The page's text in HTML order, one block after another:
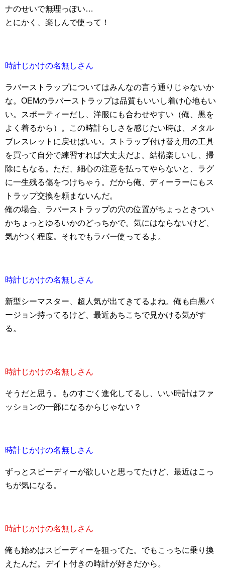
ナのせいで無理っぽい…
とにかく、楽しんで使って！
時計じかけの名無しさん
ラバーストラップについてはみんなの言う通りじゃないか
な。OEMのラバーストラップは品質もいいし着け心地もい
い。スポーティーだし、洋服にも合わせやすい（俺、黒を
よく着るから）。この時計らしさを感じたい時は、メタル
ブレスレットに戻せばいい。ストラップ付け替え用の工具
を買って自分で練習すれば大丈夫だよ。結構楽しいし、掃
除にもなる。ただ、細心の注意を払ってやらないと、ラグ
に一生残る傷をつけちゃう。だから俺、ディーラーにもス
トラップ交換を頼まないんだ。
俺の場合、ラバーストラップの穴の位置がちょっときつい
かちょっとゆるいかのどっちかで。気にはならないけど、
気がつく程度。それでもラバー使ってるよ。
時計じかけの名無しさん
新型シーマスター、超人気が出てきてるよね。俺も白黒バ
ージョン持ってるけど、最近あちこちで見かける気がす
る。
時計じかけの名無しさん
そうだと思う。ものすごく進化してるし、いい時計はファ
ッションの一部になるからじゃない？
時計じかけの名無しさん
ずっとスピーディーが欲しいと思ってたけど、最近はこっ
ちが気になる。
時計じかけの名無しさん
俺も始めはスピーディーを狙ってた。でもこっちに乗り換
えたんだ。デイト付きの時計が好きだから。